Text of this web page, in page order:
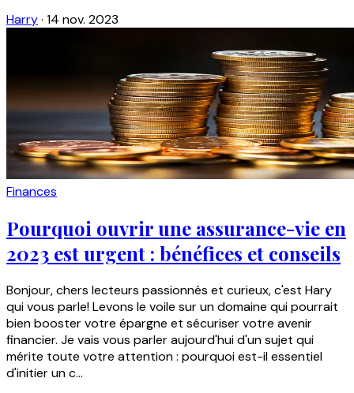
Harry· 14 nov. 2023
Finances
Pourquoi ouvrir une assurance-vie en
2023 est urgent : bénéfices et conseils
Bonjour, chers lecteurs passionnés et curieux, c'est Hary
qui vous parle! Levons le voile sur un domaine qui pourrait
bien booster votre épargne et sécuriser votre avenir
financier. Je vais vous parler aujourd'hui d'un sujet qui
mérite toute votre attention : pourquoi est-il essentiel
d'initier un c...